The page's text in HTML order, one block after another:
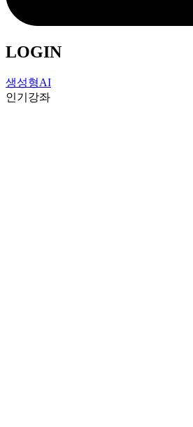
LOGIN
생성형AI
인기강좌